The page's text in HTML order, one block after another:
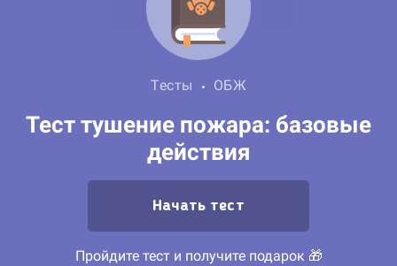
Тесты ОБЖ
Тест тушение пожара: базовые
действия
Начать тест
Пройдите тест и получите подарок 🎁